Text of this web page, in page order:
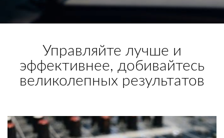
Управляйте лучше и
эффективнее, добивайтесь
великолепных результатов